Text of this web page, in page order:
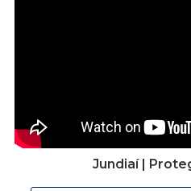
Jundiaí |